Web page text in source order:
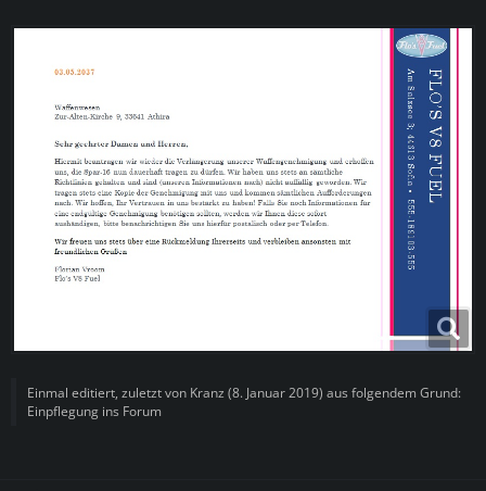
Einmal editiert, zuletzt von Kranz (8. Januar 2019) aus folgendem Grund:
Einpflegung ins Forum